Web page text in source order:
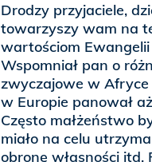
Drodzy przyjaciele,
towarzyszy wam na
wartościom Ewangelii
Wspomniał pan o
zwyczajowe w Afryce
w Europie panował
Często małżeństwo
miało na celu
obronę własności itd.